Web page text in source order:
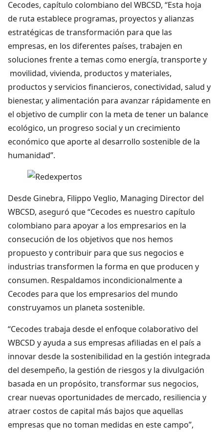
Cecodes, capítulo colombiano del WBCSD, “Esta hoja
de ruta establece programas, proyectos y alianzas
estratégicas de transformación para que las
empresas, en los diferentes países, trabajen en
soluciones frente a temas como energía, transporte y
movilidad, vivienda, productos y materiales,
productos y servicios financieros, conectividad, salud y
bienestar, y alimentación para avanzar rápidamente en
el objetivo de cumplir con la meta de tener un balance
ecológico, un progreso social y un crecimiento
económico que aporte al desarrollo sostenible de la
humanidad”.
Desde Ginebra, Filippo Veglio, Managing Director del
WBCSD, aseguró que “Cecodes es nuestro capítulo
colombiano para apoyar a los empresarios en la
consecución de los objetivos que nos hemos
propuesto y contribuir para que sus negocios e
industrias transformen la forma en que producen y
consumen. Respaldamos incondicionalmente a
Cecodes para que los empresarios del mundo
construyamos un planeta sostenible.
“Cecodes trabaja desde el enfoque colaborativo del
WBCSD y ayuda a sus empresas afiliadas en el país a
innovar desde la sostenibilidad en la gestión integrada
del desempeño, la gestión de riesgos y la divulgación
basada en un propósito, transformar sus negocios,
crear nuevas oportunidades de mercado, resiliencia y
atraer costos de capital más bajos que aquellas
empresas que no toman medidas en este campo”,